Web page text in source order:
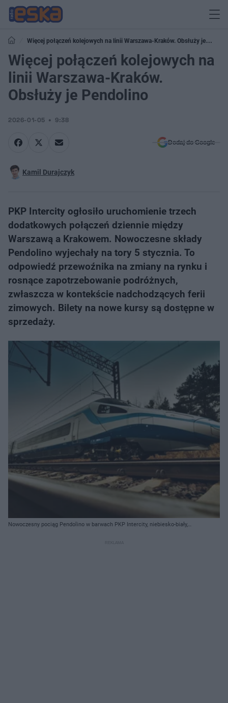
Więcej połączeń kolejowych na linii Warszawa-Kraków. Obsłuży je
Pendolino
Więcej połączeń kolejowych na
linii Warszawa-Kraków.
Obsłuży je Pendolino
2026-01-05 9:38
Dodaj do Google
Kamil Durajczyk
PKP Intercity ogłosiło uruchomienie trzech
dodatkowych połączeń dziennie między
Warszawą a Krakowem. Nowoczesne składy
Pendolino wyjechały na tory 5 stycznia. To
odpowiedź przewoźnika na zmiany na rynku i
rosnące zapotrzebowanie podróżnych,
zwłaszcza w kontekście nadchodzących ferii
zimowych. Bilety na nowe kursy są dostępne w
sprzedaży.
Nowoczesny pociąg Pendolino w barwach PKP Intercity, niebiesko-biały,
dynamikę i szybkość kolei. Zdjęcie ilustruje plany nowych inwestycji